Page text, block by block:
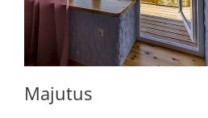
Majutus